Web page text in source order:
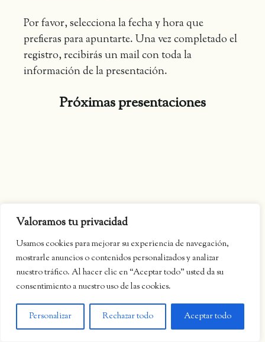
Valoramos tu privacidad
Usamos cookies para mejorar su experiencia de navegación,
mostrarle anuncios o contenidos personalizados y analizar
nuestro tráfico. Al hacer clic en “Aceptar todo” usted da su
consentimiento a nuestro uso de las cookies.
Personalizar Rechazar todo Aceptar todo
Por favor, selecciona la fecha y hora que
prefieras para apuntarte. Una vez completado el
registro, recibirás un mail con toda la
información de la presentación.
Próximas presentaciones